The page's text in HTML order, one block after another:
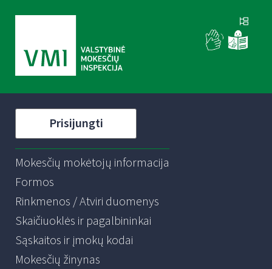
Prisijungti
Mokesčių mokėtojų informacija
Formos
Rinkmenos / Atviri duomenys
Skaičiuoklės ir pagalbininkai
Sąskaitos ir įmokų kodai
Mokesčių žinynas